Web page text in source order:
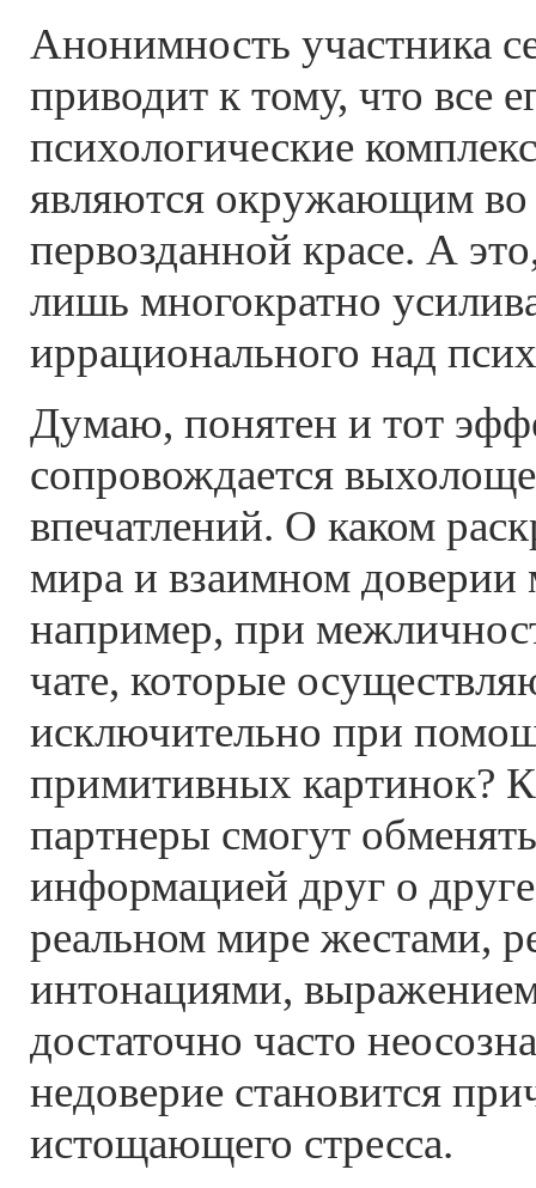
Анонимность участника
приводит к тому, что все
психологические
являются окружающим во
первозданной красе. А
лишь многократно
иррационального над
Думаю, понятен и тот
сопровождается
впечатлений. О каком
мира и взаимном доверии
например, при
чате, которые
исключительно при
примитивных картинок?
партнеры смогут
информацией друг о
реальном мире жестами,
интонациями,
достаточно часто
недоверие становится
истощающего стресса.